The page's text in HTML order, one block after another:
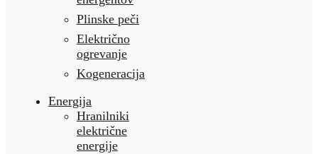
Plinske peči
Električno
ogrevanje
Kogeneracija
Energija
Hranilniki
električne
energije